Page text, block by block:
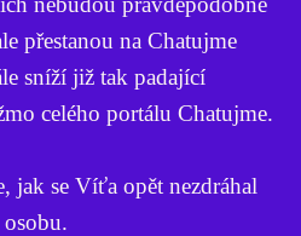
přestanou na Chatujme
sníží již tak padající
celého portálu Chatujme.
jak se Víťa opět nezdráhal